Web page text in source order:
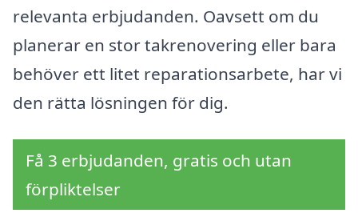
relevanta erbjudanden. Oavsett om du
planerar en stor takrenovering eller bara
behöver ett litet reparationsarbete, har vi
den rätta lösningen för dig.
Få 3 erbjudanden, gratis och utan
förpliktelser